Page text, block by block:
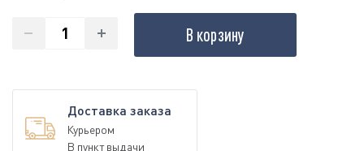
В корзину
Доставка заказа
Курьером
В пункт выдачи